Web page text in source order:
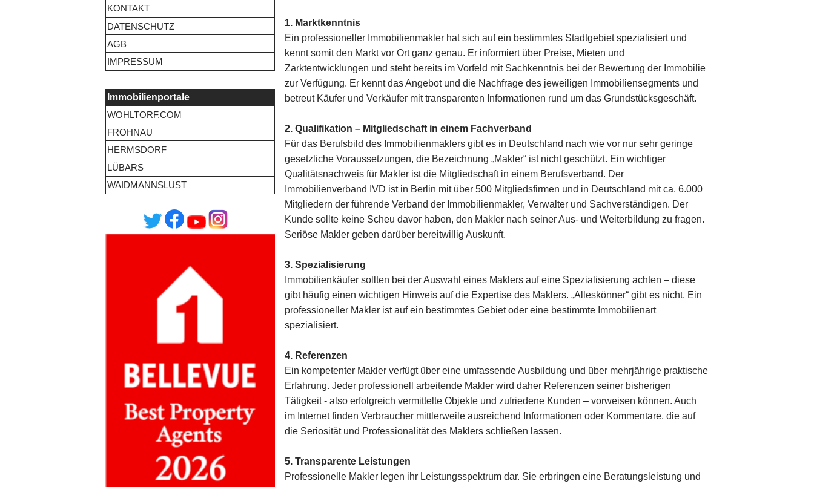
KONTAKT
DATENSCHUTZ
AGB
IMPRESSUM
Immobilienportale
WOHLTORF.COM
FROHNAU
HERMSDORF
LÜBARS
WAIDMANNSLUST
1. Marktkenntnis
Ein professioneller Immobilienmakler hat sich auf ein bestimmtes Stadtgebiet spezialisiert und
kennt somit den Markt vor Ort ganz genau. Er informiert über Preise, Mieten und
Zarktentwicklungen und steht bereits im Vorfeld mit Sachkenntnis bei der Bewertung der Immobilie
zur Verfügung. Er kennt das Angebot und die Nachfrage des jeweiligen Immobiliensegments und
betreut Käufer und Verkäufer mit transparenten Informationen rund um das Grundstücksgeschäft.
2. Qualifikation – Mitgliedschaft in einem Fachverband
Für das Berufsbild des Immobilienmaklers gibt es in Deutschland nach wie vor nur sehr geringe
gesetzliche Voraussetzungen, die Bezeichnung „Makler“ ist nicht geschützt. Ein wichtiger
Qualitätsnachweis für Makler ist die Mitgliedschaft in einem Berufsverband. Der
Immobilienverband IVD ist in Berlin mit über 500 Mitgliedsfirmen und in Deutschland mit ca. 6.000
Mitgliedern der führende Verband der Immobilienmakler, Verwalter und Sachverständigen. Der
Kunde sollte keine Scheu davor haben, den Makler nach seiner Aus- und Weiterbildung zu fragen.
Seriöse Makler geben darüber bereitwillig Auskunft.
3. Spezialisierung
Immobilienkäufer sollten bei der Auswahl eines Maklers auf eine Spezialisierung achten – diese
gibt häufig einen wichtigen Hinweis auf die Expertise des Maklers. „Alleskönner“ gibt es nicht. Ein
professioneller Makler ist auf ein bestimmtes Gebiet oder eine bestimmte Immobilienart
spezialisiert.
4. Referenzen
Ein kompetenter Makler verfügt über eine umfassende Ausbildung und über mehrjährige praktische
Erfahrung. Jeder professionell arbeitende Makler wird daher Referenzen seiner bisherigen
Tätigkeit - also erfolgreich vermittelte Objekte und zufriedene Kunden – vorweisen können. Auch
im Internet finden Verbraucher mittlerweile ausreichend Informationen oder Kommentare, die auf
die Seriosität und Professionalität des Maklers schließen lassen.
5. Transparente Leistungen
Professionelle Makler legen ihr Leistungsspektrum dar. Sie erbringen eine Beratungsleistung und